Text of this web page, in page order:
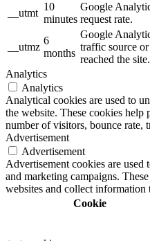
__utmt
10
minutes
Google
request rate.
__utmz
6
months
Google
traffic source
reached the site.
Analytics
Analytics
Analytical cookies are used to
the website. These cookies
number of visitors, bounce rate,
Advertisement
Advertisement
Advertisement cookies are
and marketing campaigns.
websites and collect information
Cookie